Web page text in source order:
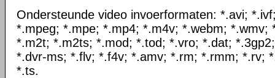
Ondersteunde video invoerformaten: *.avi;
*.mpeg; *.mpe; *.mp4; *.m4v; *.webm; *.wmv;
*.m2t; *.m2ts; *.mod; *.tod; *.vro; *.dat;
*.dvr-ms; *.flv; *.f4v; *.amv; *.rm; *.rmm; *.rv;
*.ts.